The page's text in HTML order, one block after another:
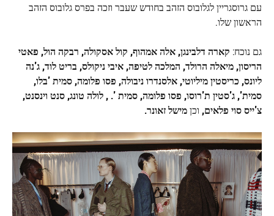
עם גרוסגריין לגלובוס הזהב בחודש שעבר וזכה בפרס גלובוס הזהב
הראשון שלו.
גם נוכח: קארה דלבינגן, אלה אמהוף, קול אסקולה, רבקה הול, פאטי
הריסון, מיאלה הרולד, המלכה לטיפה, איבי ניקולס, בריט לוד, ג'נה
ליונס, כריסטין מיליוטי, אלסנדרו ניבולה, פסו פלומה, סמית 'בלו,
סמית', ג'סטין ת'רוסו, פסו פלומה, סמית '. , לולה טונג, סנט וינסנט,
צ'ייס סוי פלאים, וכןמישל זאונר.